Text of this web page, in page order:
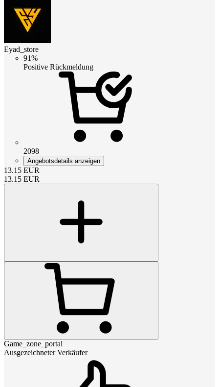
Eyad_store
91%
Positive Rückmeldung
2098
Angebotsdetails anzeigen
13.15 EUR
13.15 EUR
Game_zone_portal
Ausgezeichneter Verkäufer